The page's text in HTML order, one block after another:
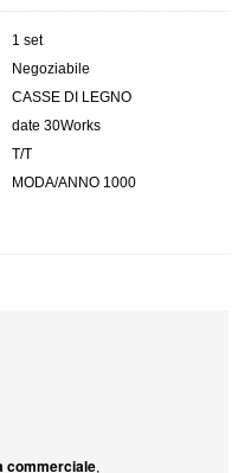
1 set
Negoziabile
CASSE DI LEGNO
date 30Works
T/T
MODA/ANNO 1000
commerciale,